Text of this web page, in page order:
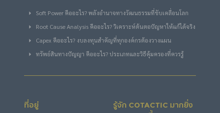
Soft Power คืออะไร? พลังอำนาจทางวัฒนธรรมที่ขับเคลื่อนโลก
Root Cause Analysis คืออะไร? วิเคราะห์ต้นตอปัญหาให้แก้ได้จริง
Capex คืออะไร? งบลงทุนสำคัญที่ทุกองค์กรต้องวางแผน
ทรัพย์สินทางปัญญา คืออะไร? ประเภทและวิธีคุ้มครองที่ควรรู้
ที่อยู่
รู้จัก COTACTIC มากยิ่ง